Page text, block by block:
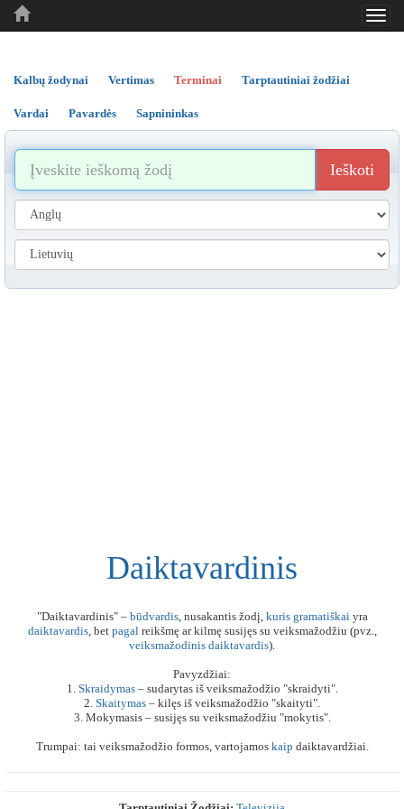
..
..
Kalbų žodynai Vertimas Terminai Tarptautiniai žodžiai
Vardai Pavardės Sapnininkas
Ieškoti
Daiktavardinis
"Daiktavardinis" – būdvardis, nusakantis žodį, kuris gramatiškaiyra
daiktavardis, bet pagalreikšmę ar kilmę susijęs su veiksmažodžiu (pvz.,
veiksmažodinis daiktavardis).
Pavyzdžiai:
1. Skraidymas– sudarytas iš veiksmažodžio "skraidyti".
2. Skaitymas – kilęs iš veiksmažodžio "skaityti".
3. Mokymasis – susijęs su veiksmažodžiu "mokytis".
Trumpai: tai veiksmažodžio formos, vartojamos kaip daiktavardžiai.